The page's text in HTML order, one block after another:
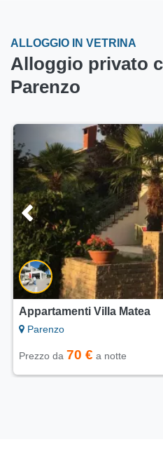
ALLOGGIO IN VETRINA
Alloggio privato
Parenzo
Appartamenti Villa Matea
Parenzo
Prezzo da 70 € a notte